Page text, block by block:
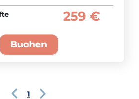
259 €
Buchen
1